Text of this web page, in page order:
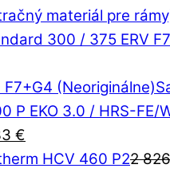
€
cenaHCV 460 P22